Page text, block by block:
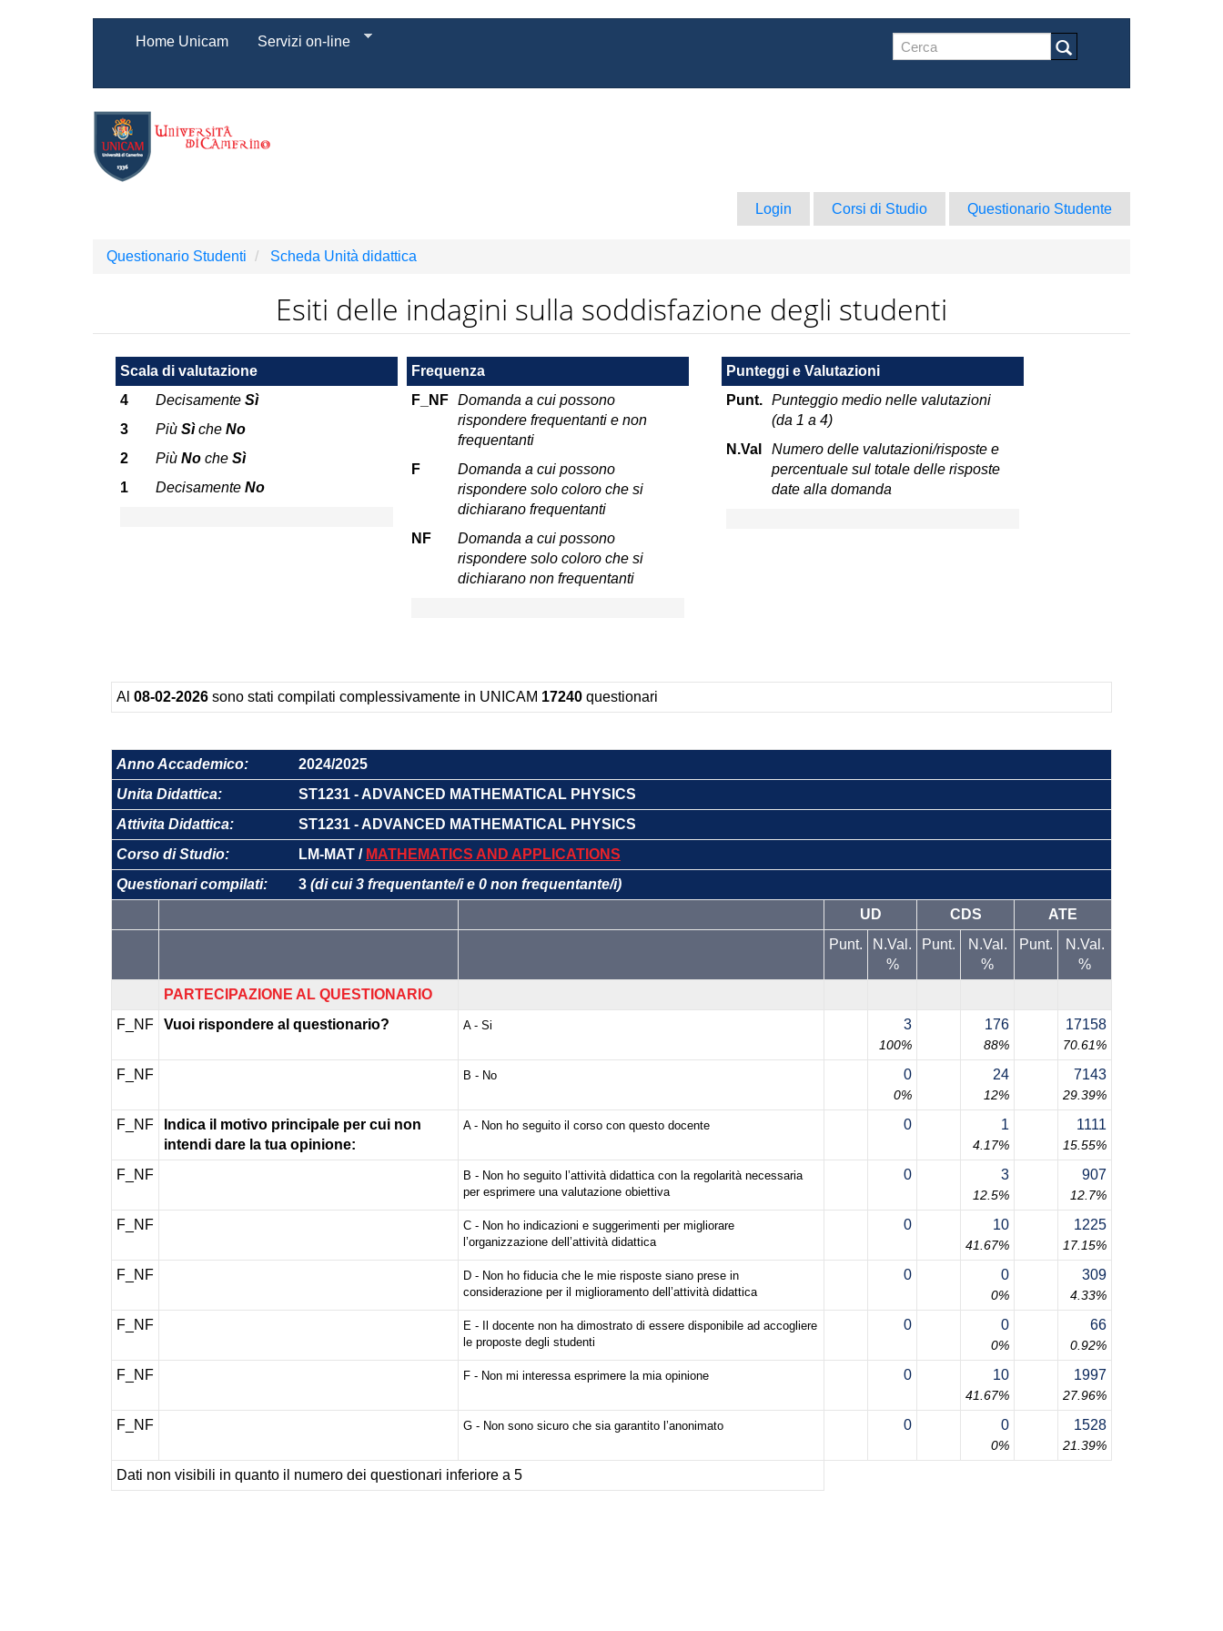
Form
Home Unicam Servizi on-line
Login Corsi di Studio Questionario Studente
Questionario Studenti Scheda Unità didattica
Esiti delle indagini sulla soddisfazione degli studenti
Scala di valutazione
4
Decisamente Sì
3
Più Sìche No
2
Più No che Sì
1
Decisamente No
Frequenza
F_NF Domanda a cui possono
rispondere frequentanti e non
frequentanti
F
Domanda a cui possono
rispondere solo coloro che si
dichiarano frequentanti
NF
Domanda a cui possono
rispondere solo coloro che si
dichiarano non frequentanti
Punteggi e Valutazioni
Punt. Punteggio medio nelle valutazioni
(da 1 a 4)
N.Val
Numero delle valutazioni/risposte e
percentuale sul totale delle risposte
date alla domanda
Al 08-02-2026 sono stati compilati complessivamente in UNICAM 17240 questionari
Anno Accademico:
2024/2025
Unita Didattica:
ST1231 - ADVANCED MATHEMATICAL PHYSICS
Attivita Didattica:
ST1231 - ADVANCED MATHEMATICAL PHYSICS
Corso di Studio:
LM-MAT / MATHEMATICS AND APPLICATIONS
Questionari compilati:
3 (di cui 3 frequentante/i e 0 non frequentante/i)
UD
CDS
ATE
Punt.
N.Val.
%
Punt.
N.Val.
%
Punt.
N.Val.
%
PARTECIPAZIONE AL QUESTIONARIO
F_NF
Vuoi rispondere al questionario? A - Si 3
100%
176
88%
17158
70.61%
F_NF B - No 0
0%
24
12%
7143
29.39%
F_NF
Indica il motivo principale per cui non
intendi dare la tua opinione:
A - Non ho seguito il corso con questo docente 0 1
4.17%
1111
15.55%
F_NF
B - Non ho seguito l’attività didattica con la regolarità necessaria
per esprimere una valutazione obiettiva
0 3
12.5%
907
12.7%
F_NF
C - Non ho indicazioni e suggerimenti per migliorare
l’organizzazione dell’attività didattica
0 10
41.67%
1225
17.15%
F_NF
D - Non ho fiducia che le mie risposte siano prese in
considerazione per il miglioramento dell’attività didattica
0 0
0%
309
4.33%
F_NF
E - Il docente non ha dimostrato di essere disponibile ad accogliere
le proposte degli studenti
0 0
0%
66
0.92%
F_NF F - Non mi interessa esprimere la mia opinione 0 10
41.67%
1997
27.96%
F_NF G - Non sono sicuro che sia garantito l’anonimato 0 0
0%
1528
21.39%
Dati non visibili in quanto il numero dei questionari inferiore a 5